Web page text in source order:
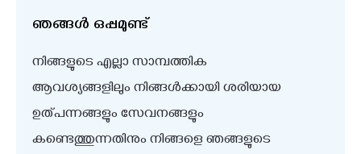
അസ്സിസ്റ്റന്റ് ജനറൽ മാനേജർ
ശ്രീ. പ്രസീദ്‌കുമാർ പി
അസ്സിസ്റ്റന്റ് ജനറൽ മാനേജർ
പൊതുഭരണ വിഭാഗം
ഞങ്ങൾ ഒപ്പമുണ്ട്
നിങ്ങളുടെ എല്ലാ സാമ്പത്തിക
ആവശ്യങ്ങളിലും നിങ്ങൾക്കായി ശരിയായ
ഉത്പന്നങ്ങളും സേവനങ്ങളും
കണ്ടെത്തുന്നതിനും നിങ്ങളെ ഞങ്ങളുടെ